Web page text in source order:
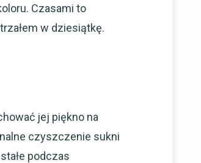
Czasami to
w dziesiątkę.
jej piękno na
czyszczenie sukni
podczas